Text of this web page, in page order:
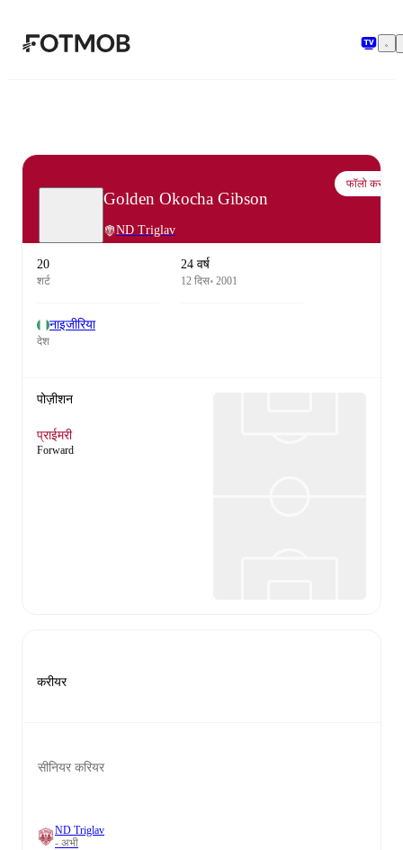
Golden Okocha Gibson
ND Triglav
फॉलो करो
20
शर्ट
24 वर्ष
12 दिस॰ 2001
नाइजीरिया
देश
पोज़ीशन
प्राईमरी
Forward
करीयर
सीनियर करियर
ND Triglav
- अभी